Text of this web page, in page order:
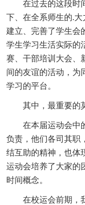
在过去的这段时
下、在全系师生的.大
建立、完善了学生会
学生学习生活实际的
赛、干部培训大会、
间的友谊的活动，为
学习的平台。
其中，最重要的
在本届运动会中
负责，他们各司其职
结互助的精神，也体
运动会培养了大家的
时间概念。
在校运会前期，